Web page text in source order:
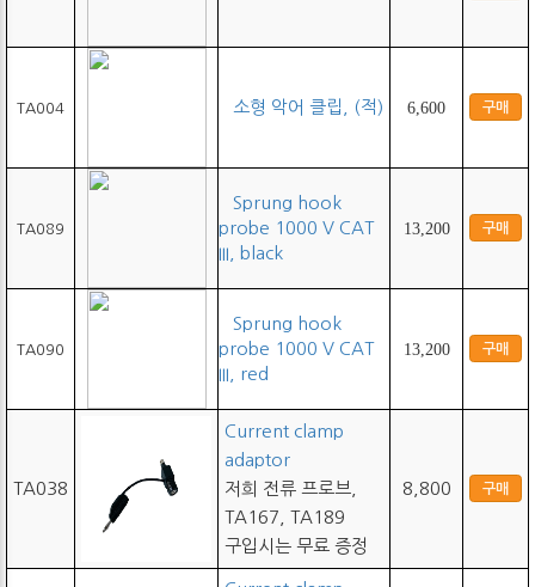
TA004 소형 악어 클립, (적) 6,600 구매
TA089
Sprung hook
probe 1000 V CAT
III, black
13,200 구매
TA090
Sprung hook
probe 1000 V CAT
III, red
13,200 구매
TA038
Current clamp
adaptor
저희 전류 프로브,
TA167, TA189
구입시는 무료 증정
8,800 구매